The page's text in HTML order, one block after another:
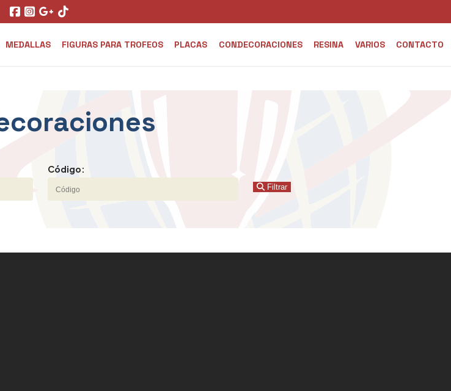
MEDALLAS FIGURAS PARA TROFEOS PLACAS CONDECORACIONES RESINA VARIOS CONTACTO
Código:
Filtrar